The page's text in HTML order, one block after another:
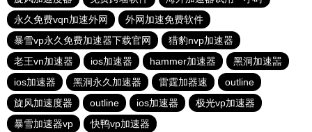
永久免费vqn加速外网
外网加速免费软件
暴雪vp永久免费加速器下载官网
猎豹nvp加速器
老王vn加速器
ios加速器 hammer加速器
黑洞加速噐
ios加速器
黑洞永久加速器 雷霆加器速
outline
旋风加速度器
outline ios加速器
极光vp加速器
暴雪加速器vp
快鸭vp加速器